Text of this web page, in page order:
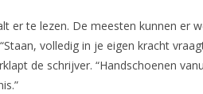
er te lezen. De meesten kunnen er
volledig in je eigen kracht
de schrijver. “Handschoenen